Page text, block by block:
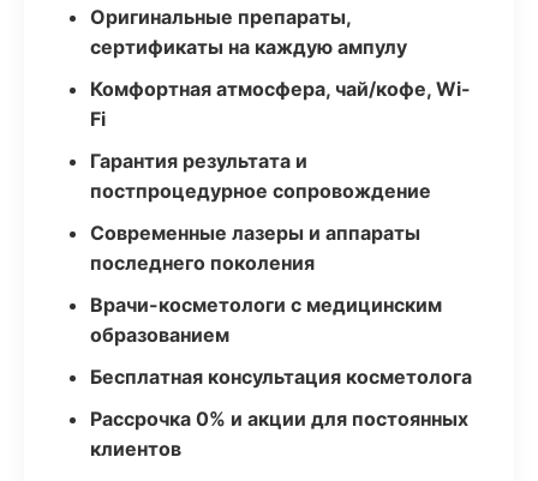
Оригинальные препараты,
сертификаты на каждую ампулу
Комфортная атмосфера, чай/кофе, Wi-
Fi
Гарантия результата и
постпроцедурное сопровождение
Современные лазеры и аппараты
последнего поколения
Врачи-косметологи с медицинским
образованием
Бесплатная консультация косметолога
Рассрочка 0% и акции для постоянных
клиентов